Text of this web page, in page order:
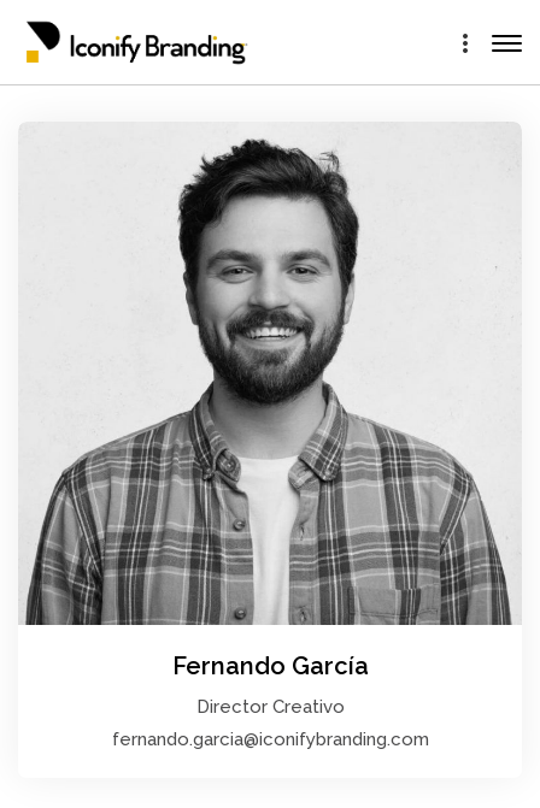
Fernando García
Director Creativo
fernando.garcia@iconifybranding.com